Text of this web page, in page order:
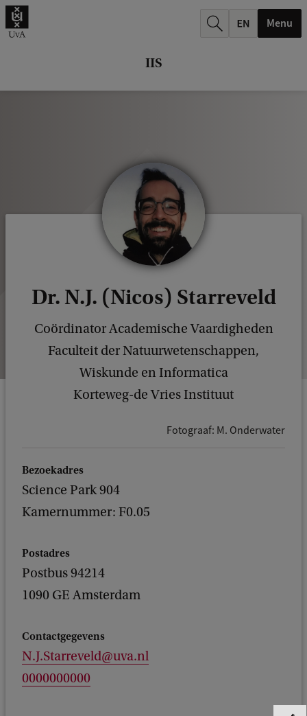
IIS
Menu
Dr. N.J. (Nicos) Starreveld
Coördinator Academische Vaardigheden
Faculteit der Natuurwetenschappen,
Wiskunde en Informatica
Korteweg-de Vries Instituut
Fotograaf: M. Onderwater
Bezoekadres
Science Park 904
Kamernummer: F0.05
Postadres
Postbus 94214
1090 GE Amsterdam
Contactgegevens
N.J.Starreveld@uva.nl
0000000000